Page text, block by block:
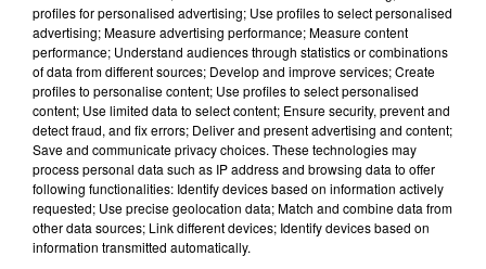
5h57
5h57
TATU
5h54
5h54
profiles for personalised advertising; Use profiles to select personalised
advertising; Measure advertising performance; Measure content
performance; Understand audiences through statistics or combinations
of data from different sources; Develop and improve services; Create
profiles to personalise content; Use profiles to select personalised
content; Use limited data to select content; Ensure security, prevent and
detect fraud, and fix errors; Deliver and present advertising and content;
Save and communicate privacy choices. These technologies may
process personal data such as IP address and browsing data to offer
following functionalities: Identify devices based on information actively
requested; Use precise geolocation data; Match and combine data from
other data sources; Link different devices; Identify devices based on
information transmitted automatically.